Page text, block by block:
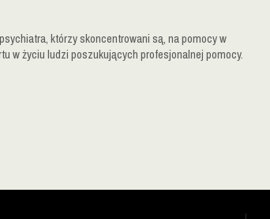
którzy skoncentrowani są, na pomocy w
w życiu ludzi poszukujących profesjonalnej pomocy.